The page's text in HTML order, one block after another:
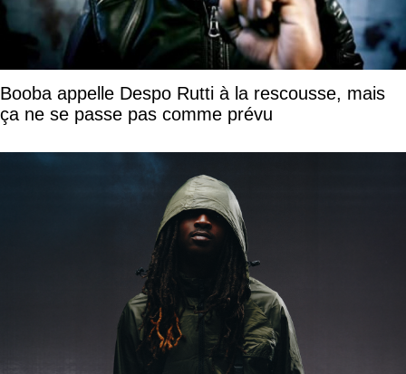
Booba appelle Despo Rutti à la rescousse, mais
ça ne se passe pas comme prévu